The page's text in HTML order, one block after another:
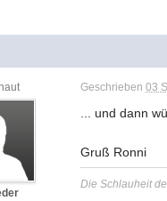
Geschrieben03
... und dann
Gruß Ronni
Die Schlauheit